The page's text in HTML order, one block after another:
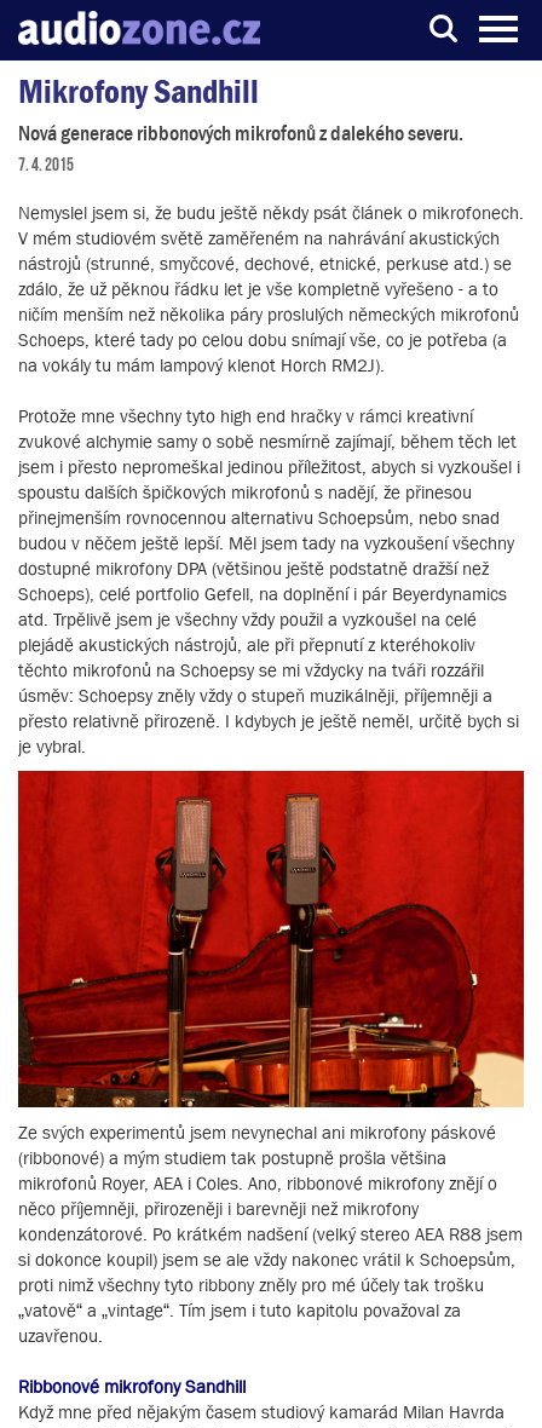
Server o digitálním zpracování zvuku
Mikrofony Sandhill
Nová generace ribbonových mikrofonů z dalekého severu.
7. 4. 2015
Nemyslel jsem si, že budu ještě někdy psát článek o mikrofonech.
V mém studiovém světě zaměřeném na nahrávání akustických
nástrojů (strunné, smyčcové, dechové, etnické, perkuse atd.) se
zdálo, že už pěknou řádku let je vše kompletně vyřešeno - a to
ničím menším než několika páry proslulých německých mikrofonů
Schoeps, které tady po celou dobu snímají vše, co je potřeba (a
na vokály tu mám lampový klenot Horch RM2J).
Protože mne všechny tyto high end hračky v rámci kreativní
zvukové alchymie samy o sobě nesmírně zajímají, během těch let
jsem i přesto nepromeškal jedinou příležitost, abych si vyzkoušel i
spoustu dalších špičkových mikrofonů s nadějí, že přinesou
přinejmenším rovnocennou alternativu Schoepsům, nebo snad
budou v něčem ještě lepší. Měl jsem tady na vyzkoušení všechny
dostupné mikrofony DPA (většinou ještě podstatně dražší než
Schoeps), celé portfolio Gefell, na doplnění i pár Beyerdynamics
atd. Trpělivě jsem je všechny vždy použil a vyzkoušel na celé
plejádě akustických nástrojů, ale při přepnutí z kteréhokoliv
těchto mikrofonů na Schoepsy se mi vždycky na tváři rozzářil
úsměv: Schoepsy zněly vždy o stupeň muzikálněji, příjemněji a
přesto relativně přirozeně. I kdybych je ještě neměl, určitě bych si
je vybral.
Ze svých experimentů jsem nevynechal ani mikrofony páskové
(ribbonové) a mým studiem tak postupně prošla většina
mikrofonů Royer, AEA i Coles. Ano, ribbonové mikrofony znějí o
něco příjemněji, přirozeněji i barevněji než mikrofony
kondenzátorové. Po krátkém nadšení (velký stereo AEA R88 jsem
si dokonce koupil) jsem se ale vždy nakonec vrátil k Schoepsům,
proti nimž všechny tyto ribbony zněly pro mé účely tak trošku
„vatově“ a „vintage“. Tím jsem i tuto kapitolu považoval za
uzavřenou.
Ribbonové mikrofony Sandhill
Když mne před nějakým časem studiový kamarád Milan Havrda